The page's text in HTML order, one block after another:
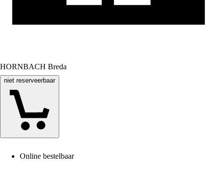
HORNBACH Breda
niet reserveerbaar
Online bestelbaar